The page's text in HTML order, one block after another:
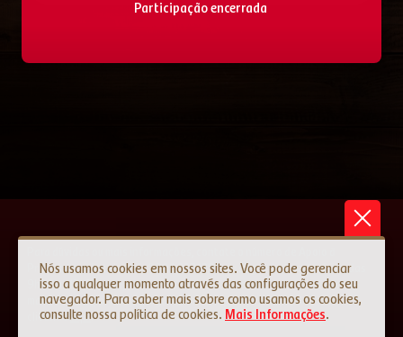
Nós usamos cookies em nossos sites. Você pode gerenciar
isso a qualquer momento através das configurações do seu
navegador. Para saber mais sobre como usamos os cookies,
consulte nossa política de cookies. Mais Informações.
Promoção pelo telefone 0800 237 1390de segunda à sexta-feira, das
9h30 às 17h30, sempre em dias úteis ou uma mensagem através do e-
mail contato@promoperdigaoouro.com.br ou pelo fale conosco,
clicandoaqui.
Participação encerrada